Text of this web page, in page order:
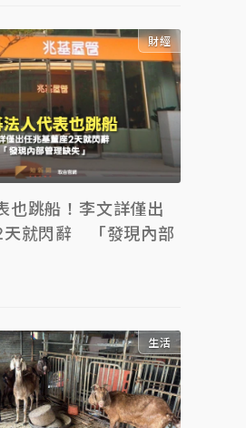
財經
也跳船！李文詳僅出
天就閃辭 「發現內部
生活